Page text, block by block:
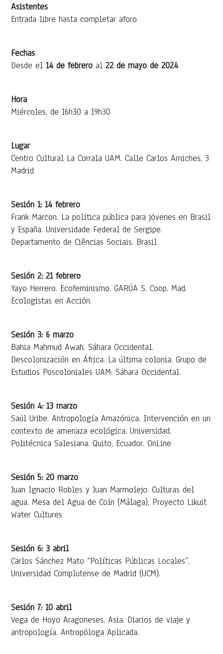
Asistentes
Entrada libre hasta completar aforo
Fechas
Desde el14 de febrero al22 de mayo de 2024
Hora
Miércoles, de 16h30 a 19h30
Lugar
Centro Cultural La Corrala UAM. Calle Carlos Arniches, 3
Madrid
Sesión 1: 14 febrero
Frank Marcon. La política pública para jóvenes en Brasil
y España. Universidade Federal de Sergipe.
Departamento de Ciências Sociais. Brasil
Sesión 2: 21 febrero
Yayo Herrero. Ecofeminismo. GARÚA S. Coop. Mad.
Ecologistas en Acción.
Sesión 3: 6 marzo
Bahia Mahmud Awah. Sáhara Occidental.
Descolonización en África. La última colonia. Grupo de
Estudios Poscoloniales UAM: Sáhara Occidental.
Sesión 4: 13 marzo
Saúl Uribe. Antropología Amazónica. Intervención en un
contexto de amenaza ecológica. Universidad.
Politécnica Salesiana. Quito, Ecuador. OnLine
Sesión 5: 20 marzo
Juan Ignacio Robles y Juan Marmolejo. Culturas del
agua. Mesa del Agua de Coín (Málaga). Proyecto Likuit
Water Cultures
Sesión 6: 3 abril
Carlos Sánchez Mato “Políticas Públicas Locales”.
Universidad Complutense de Madrid (UCM).
Sesión 7: 10 abril
Vega de Hoyo Aragoneses. Asia. Diarios de viaje y
antropología. Antropóloga Aplicada.